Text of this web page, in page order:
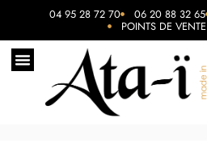
04 95 28 72 70 06 20 88 32 65
POINTS DE VENTE